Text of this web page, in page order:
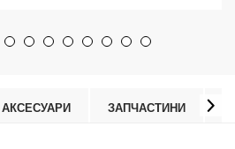
АКСЕСУАРИ ЗАПЧАСТИНИ